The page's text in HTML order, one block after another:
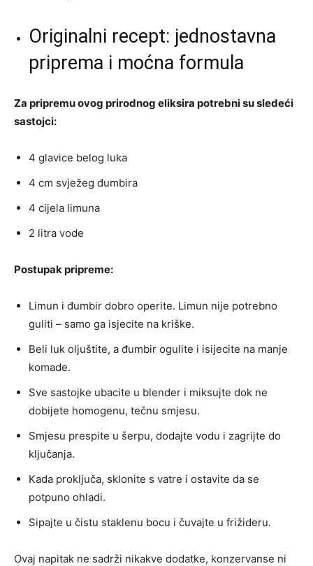
Originalni recept: jednostavna
priprema i moćna formula
Za pripremu ovog prirodnog eliksira potrebni su sledeći
sastojci:
4 glavice belog luka
4 cm svježeg đumbira
4 cijela limuna
2 litra vode
Postupak pripreme:
Limun i đumbir dobro operite. Limun nije potrebno
guliti – samo ga isjecite na kriške.
Beli luk oljuštite, a đumbir ogulite i isijecite na manje
komade.
Sve sastojke ubacite u blender i miksujte dok ne
dobijete homogenu, tečnu smjesu.
Smjesu prespite u šerpu, dodajte vodu i zagrijte do
ključanja.
Kada proključa, sklonite s vatre i ostavite da se
potpuno ohladi.
Sipajte u čistu staklenu bocu i čuvajte u frižideru.
Ovaj napitak ne sadrži nikakve dodatke, konzervanse ni